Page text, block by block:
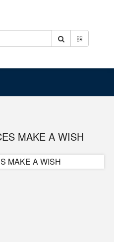
MAKE A WISH